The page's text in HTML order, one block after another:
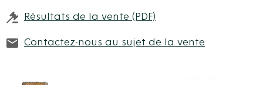
Résultats de la vente (PDF)
Contactez-nous au sujet de la vente